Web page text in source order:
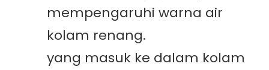
mempengaruhi warna air
kolam renang.
yang masuk ke dalam kolam